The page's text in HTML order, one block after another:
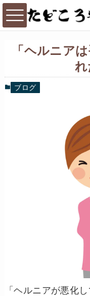
「ヘルニア
ブログ
「ヘルニアが悪化